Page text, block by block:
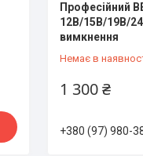
Професійний
12В/15В/19В/
вимкнення
Немає в
1 300 ₴
+380 (97) 980-